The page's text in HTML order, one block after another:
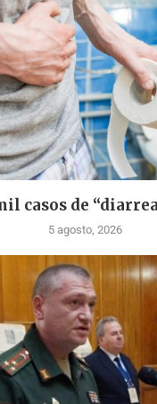
casos de
5 agosto, 2026